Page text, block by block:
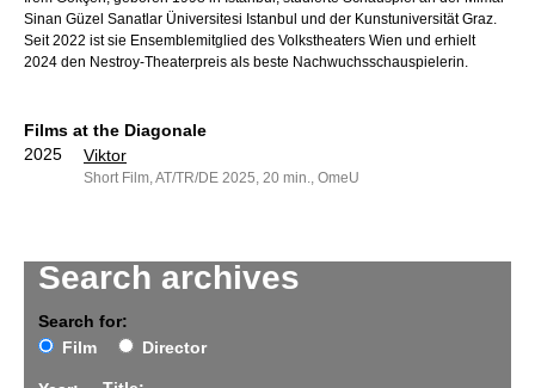
Search archives
Search for:
Film
Director
Sinan Güzel Sanatlar Üniversitesi Istanbul und der Kunstuniversität Graz.
Seit 2022 ist sie Ensemblemitglied des Volkstheaters Wien und erhielt
2024 den Nestroy-Theaterpreis als beste Nachwuchsschauspielerin.
Films at the Diagonale
2025
Viktor
Short Film, AT/TR/DE 2025, 20 min., OmeU